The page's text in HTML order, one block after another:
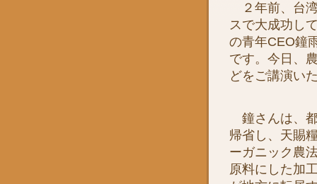
２年前、台
スで大成功し
の青年CEO鐘
です。今日、
どをご講演い
鐘さんは、
帰省し、天賜
ーガニック農
原料にした加